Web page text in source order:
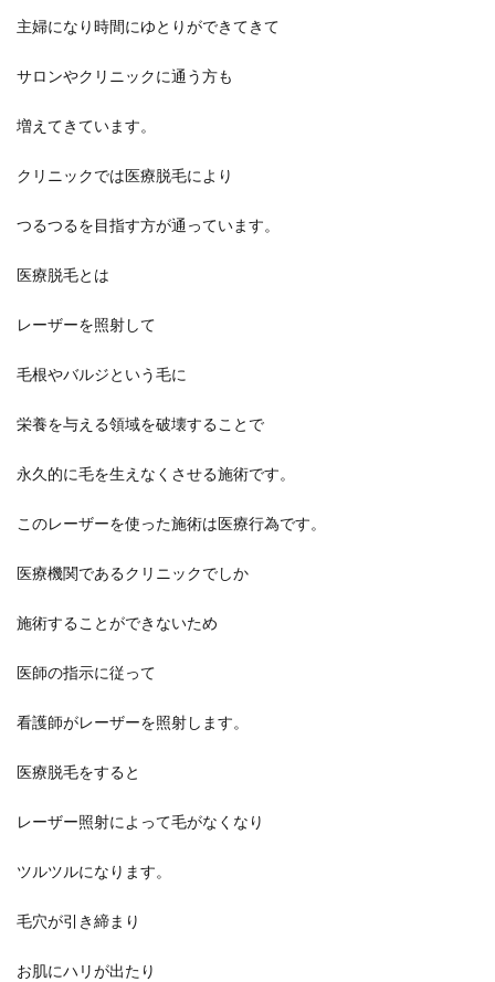
主婦になり時間にゆとりができてきて
サロンやクリニックに通う方も
増えてきています。
クリニックでは医療脱毛により
つるつるを目指す方が通っています。
医療脱毛とは
レーザーを照射して
毛根やバルジという毛に
栄養を与える領域を破壊することで
永久的に毛を生えなくさせる施術です。
このレーザーを使った施術は医療行為です。
医療機関であるクリニックでしか
施術することができないため
医師の指示に従って
看護師がレーザーを照射します。
医療脱毛をすると
レーザー照射によって毛がなくなり
ツルツルになります。
毛穴が引き締まり
お肌にハリが出たり